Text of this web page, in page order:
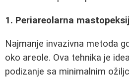
1. Periareolarna
Najmanje invazivna metoda
oko areole. Ova tehnika je
podizanje sa minimalnim